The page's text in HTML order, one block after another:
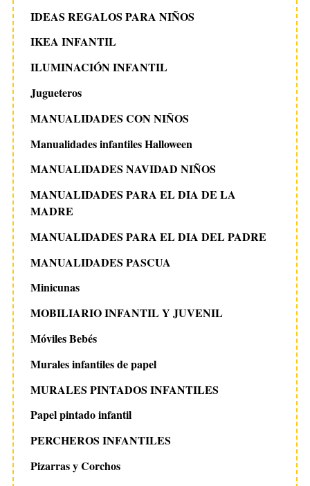
IDEAS REGALOS PARA NIÑOS
IKEA INFANTIL
ILUMINACIÓN INFANTIL
Jugueteros
MANUALIDADES CON NIÑOS
Manualidades infantiles Halloween
MANUALIDADES NAVIDAD NIÑOS
MANUALIDADES PARA EL DIA DE LA
MADRE
MANUALIDADES PARA EL DIA DEL PADRE
MANUALIDADES PASCUA
Minicunas
MOBILIARIO INFANTIL Y JUVENIL
Móviles Bebés
Murales infantiles de papel
MURALES PINTADOS INFANTILES
Papel pintado infantil
PERCHEROS INFANTILES
Pizarras y Corchos